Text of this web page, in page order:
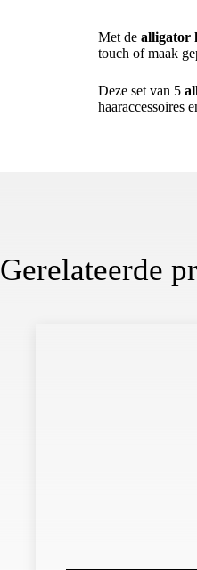
Met de alligator
touch of maak
Deze set van 5
haaraccessoires
Gerelateerde